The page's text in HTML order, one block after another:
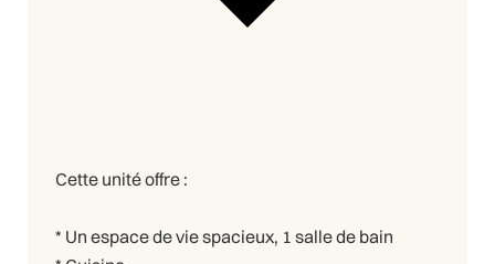
Cette unité offre :
* Un espace de vie spacieux, 1 salle de bain